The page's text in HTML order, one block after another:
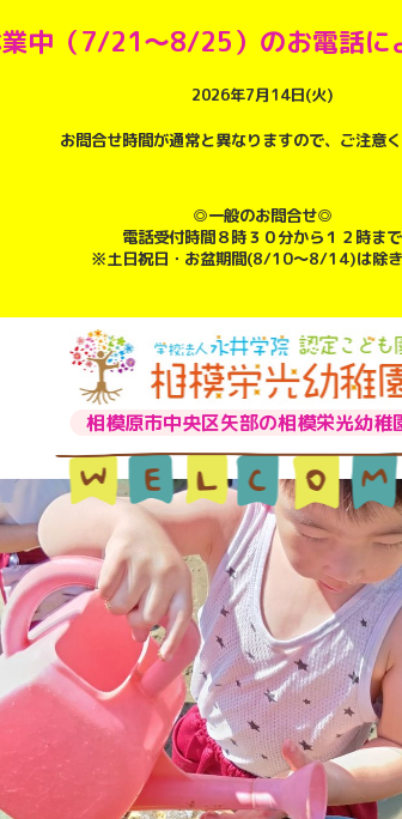
中（7/21～8/25）のお電話に
2026年7月14日(火)
お問合せ時間が通常と異なりますので、ご注意く
◎一般のお問合せ◎
電話受付時間８時３０分から１２時まで
※土日祝日・お盆期間(8/10～8/14)は除
相模原市中央区矢部の相模栄光幼稚
通園方法クラスについて 給食・
未就園児教室
子育
求人情報